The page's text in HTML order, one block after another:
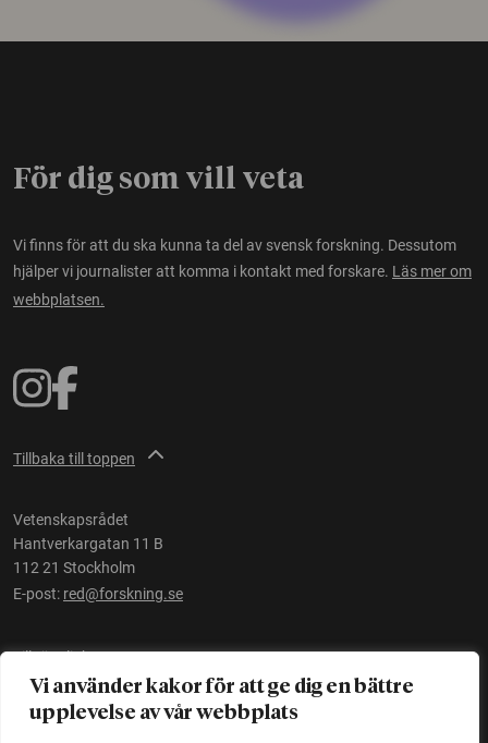
Vi använder kakor för att ge dig en bättre
upplevelse av vår webbplats
För dig som vill veta
Vi finns för att du ska kunna ta del av svensk forskning. Dessutom
hjälper vi journalister att komma i kontakt med forskare. Läs mer om
webbplatsen.
Tillbaka till toppen
Vetenskapsrådet
Hantverkargatan 11 B
112 21 Stockholm
E-post: red@forskning.se
Tillgänglighet
Ett initiativ avVetenskapsrådet